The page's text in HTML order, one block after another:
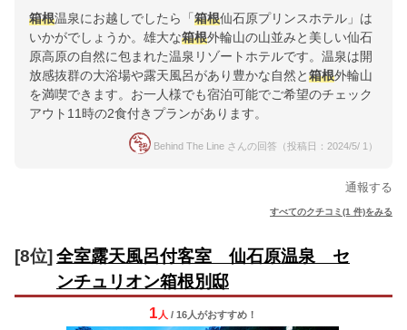
箱根温泉にお越しでしたら「 箱根仙石原プリンスホテル」は
いかがでしょうか。雄大な箱根外輪山の山並みと美しい仙石
原高原の自然に包まれた温泉リゾートホテルです。温泉は開
放感抜群の大浴場や露天風呂があり豊かな自然と箱根外輪山
を満喫できます。お一人様でも宿泊可能でご希望のチェック
アウト11時の2食付きプランがあります。
Behind The Line さんの回答（投稿日：2024/5/ 1）
通報する
すべてのクチコミ(1 件)をみる
[8位] 全室露天風呂付客室 仙石原温泉 セ
ンチュリオン箱根別邸
1 人 / 16人がおすすめ！